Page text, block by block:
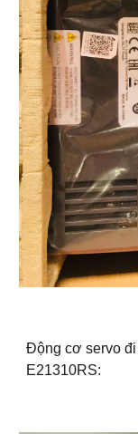
Động cơ servo
E21310RS: